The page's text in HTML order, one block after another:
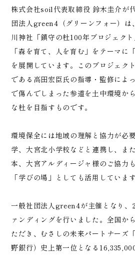
株式会社soil代表取締役 鈴木圭介が
団法人green4（グリーンフォー）は
川神社「鎮守の杜100年プロジェクト
「森を育て、人を育む」をテーマに
を展開しています。このプロジェク
である高田宏臣氏の指導・監修によ
で傷んでしまった参道を土中環境か
な杜を目指すものです。
環境保全には地域の理解と協力が必
学、大宮北小学校などと連携し、ま
本、大宮アルディージャ様のご協力
「学びの場」としても活用しています
一般社団法人green4が主催となり、
ァンディングを行いました。全国か
ただき、むさしの未来パートナーズ
野銀行）史上第一位となる